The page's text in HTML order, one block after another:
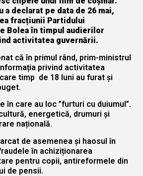
a declarat pe data de 26 mai,
fracțiunii Partidului
Bolea în timpul audierilor
activitatea guvernării.
că în primul rând, prim-ministrul
privind activitatea
timp de 18 luni au furat și
în care au loc ”furturi cu duiumul”.
energetică, drumuri și
națională.
de asemenea și haosul în
în achiziționarea
pentru copii, antireformele din
de pensii.